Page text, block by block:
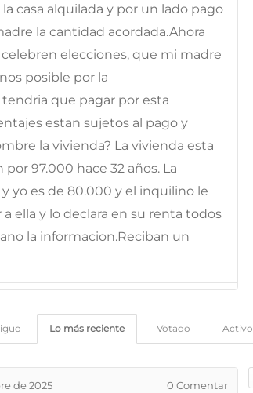
casa alquilada y por un lado pago
la cantidad acordada.Ahora
elecciones, que mi madre
posible por la
que pagar por esta
estan sujetos al pago y
la vivienda? La vivienda esta
97.000 hace 32 años. La
es de 80.000 y el inquilino le
ella y lo declara en su renta todos
la informacion.Reciban un
Activo
Votado
Lo más reciente
de 2025 0 Comentar